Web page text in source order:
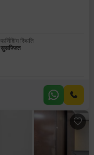
फर्निशिंग स्थिति
सुसज्जित